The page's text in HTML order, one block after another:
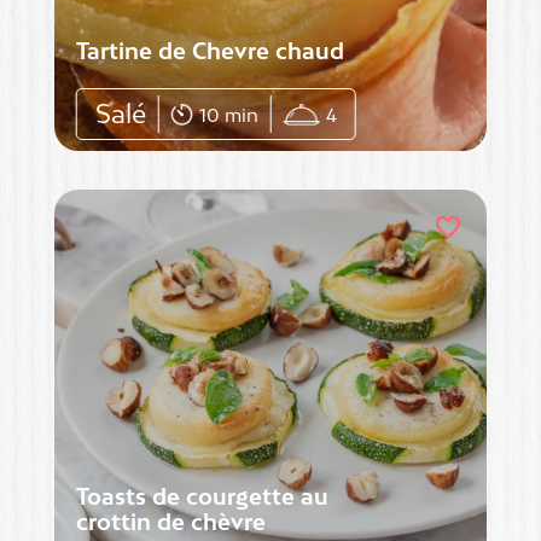
Tartine de Chevre chaud
Salé 10 min 4
favorite
Toasts de courgette au
crottin de chèvre